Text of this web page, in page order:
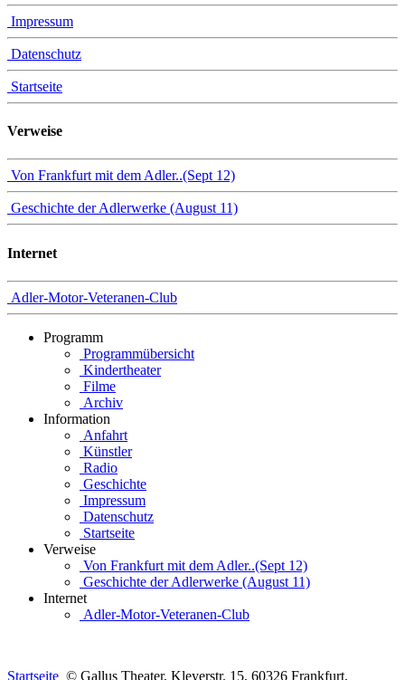
Impressum
Datenschutz
Startseite
Verweise
Von Frankfurt mit dem Adler..(Sept 12)
Geschichte der Adlerwerke (August 11)
Internet
Adler-Motor-Veteranen-Club
Programm
Programmübersicht
Kindertheater
Filme
Archiv
Information
Anfahrt
Künstler
Radio
Geschichte
Impressum
Datenschutz
Startseite
Verweise
Von Frankfurt mit dem Adler..(Sept 12)
Geschichte der Adlerwerke (August 11)
Internet
Adler-Motor-Veteranen-Club
Startseite © Gallus Theater, Kleyerstr. 15, 60326 Frankfurt,